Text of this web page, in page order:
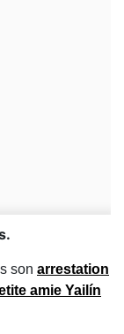
son arrestation
amie Yailín